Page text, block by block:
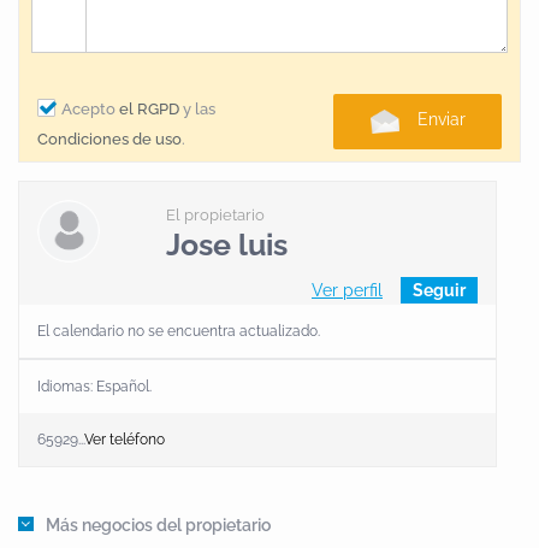
Acepto el RGPD y las
Condiciones de uso.
Enviar
El propietario
Jose luis
Ver perfil Seguir
El calendario no se encuentra actualizado.
Idiomas: Español.
65929...Ver teléfono
Más negocios del propietario